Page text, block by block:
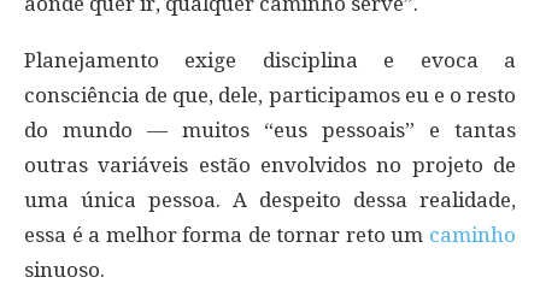
Planejamento exige disciplina e evoca a
consciência de que, dele, participamos eu e o resto
do mundo — muitos “eus pessoais” e tantas
outras variáveis estão envolvidos no projeto de
uma única pessoa. A despeito dessa realidade,
essa é a melhor forma de tornar reto um caminho
sinuoso.